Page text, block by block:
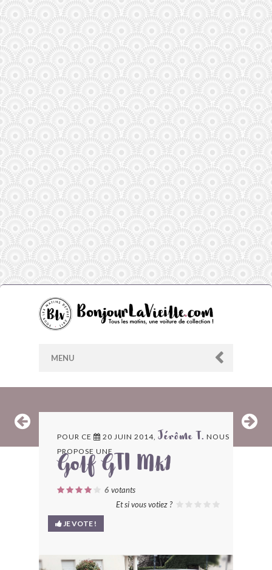
MENU
ARCHIVES
LES CONTRIBUTEURS
LE BLOG
BONJOURLAVIEILLE ?
POUR CE 20 JUIN 2014, Jérôme T. NOUS
PROPOSE UNE
Golf GTI Mk1
6 votants
Et si vous votiez ?
JE VOTE !